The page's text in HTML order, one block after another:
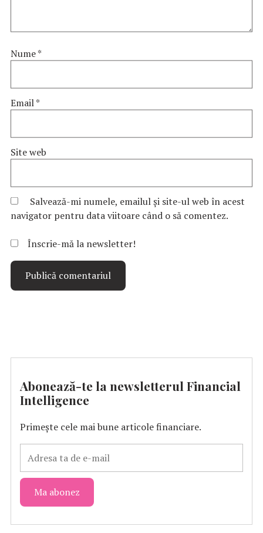
Nume*
Email*
Site web
Salvează-mi numele, emailul și site-ul web în acest
navigator pentru data viitoare când o să comentez.
Înscrie-mă la newsletter!
Abonează-te la newsletterul Financial
Intelligence
Primește cele mai bune articole financiare.